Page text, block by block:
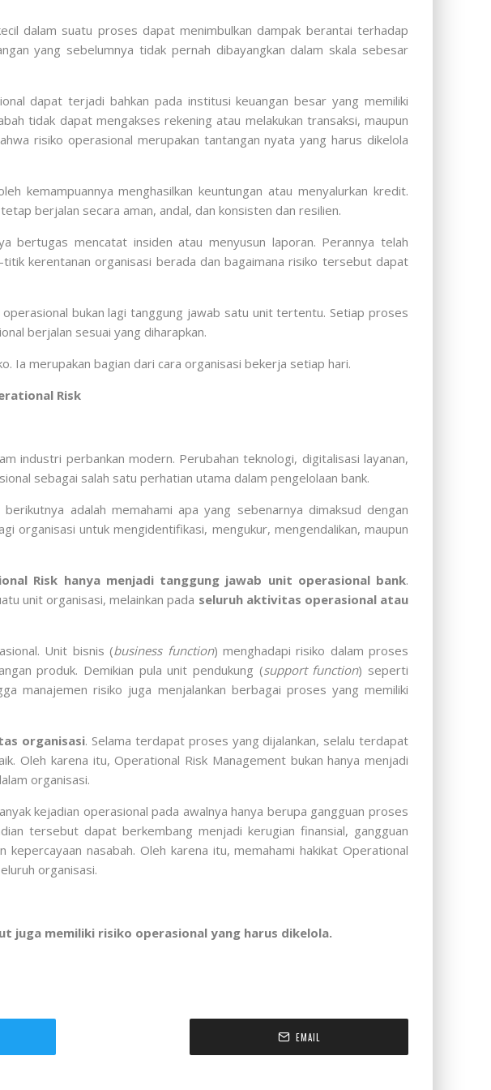
dalam suatu proses dapat menimbulkan dampak berantai terhadap
yang sebelumnya tidak pernah dibayangkan dalam skala sebesar
dapat terjadi bahkan pada institusi keuangan besar yang memiliki
tidak dapat mengakses rekening atau melakukan transaksi, maupun
risiko operasional merupakan tantangan nyata yang harus dikelola
kemampuannya menghasilkan keuntungan atau menyalurkan kredit.
berjalan secara aman, andal, dan konsisten dan resilien.
bertugas mencatat insiden atau menyusun laporan. Perannya telah
kerentanan organisasi berada dan bagaimana risiko tersebut dapat
bukan lagi tanggung jawab satu unit tertentu. Setiap proses
berjalan sesuai yang diharapkan.
Ia merupakan bagian dari cara organisasi bekerja setiap hari.
Risk
industri perbankan modern. Perubahan teknologi, digitalisasi layanan,
sebagai salah satu perhatian utama dalam pengelolaan bank.
adalah memahami apa yang sebenarnya dimaksud dengan
organisasi untuk mengidentifikasi, mengukur, mengendalikan, maupun
Risk hanya menjadi tanggung jawab unit operasional bank.
unit organisasi, melainkan pada seluruh aktivitas operasional atau
Unit bisnis (business function) menghadapi risiko dalam proses
produk. Demikian pula unit pendukung (support function) seperti
manajemen risiko juga menjalankan berbagai proses yang memiliki
organisasi. Selama terdapat proses yang dijalankan, selalu terdapat
Oleh karena itu, Operational Risk Management bukan hanya menjadi
organisasi.
kejadian operasional pada awalnya hanya berupa gangguan proses
tersebut dapat berkembang menjadi kerugian finansial, gangguan
nasabah. Oleh karena itu, memahami hakikat Operational
organisasi.
juga memiliki risiko operasional yang harus dikelola.
EMAIL